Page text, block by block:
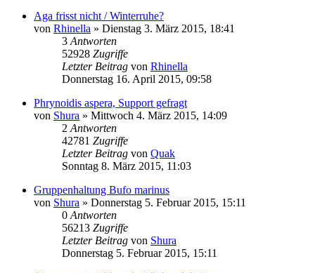
Aga frisst nicht / Winterruhe?
von Rhinella » Dienstag 3. März 2015, 18:41
3 Antworten
52928 Zugriffe
Letzter Beitrag von Rhinella
Donnerstag 16. April 2015, 09:58
Phrynoidis aspera, Support gefragt
von Shura » Mittwoch 4. März 2015, 14:09
2 Antworten
42781 Zugriffe
Letzter Beitrag von Quak
Sonntag 8. März 2015, 11:03
Gruppenhaltung Bufo marinus
von Shura » Donnerstag 5. Februar 2015, 15:11
0 Antworten
56213 Zugriffe
Letzter Beitrag von Shura
Donnerstag 5. Februar 2015, 15:11